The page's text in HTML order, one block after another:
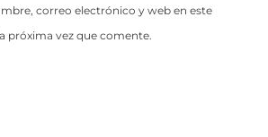
correo electrónico y web en este
próxima vez que comente.